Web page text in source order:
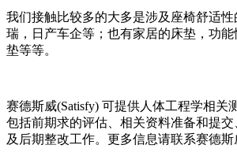
我们接触比较多的大多是涉及座椅舒适
瑞，日产车企等；也有家居的床垫，功
垫等等。
赛德斯威(Satisfy) 可提供人体工程学相关
包括前期求的评估、相关资料准备和提
及后期整改工作。更多信息请联系赛德斯